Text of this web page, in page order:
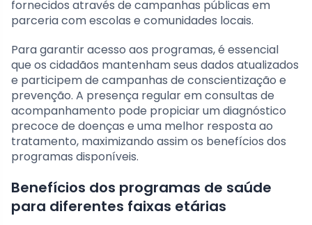
fornecidos através de campanhas públicas em
parceria com escolas e comunidades locais.
Para garantir acesso aos programas, é essencial
que os cidadãos mantenham seus dados atualizados
e participem de campanhas de conscientização e
prevenção. A presença regular em consultas de
acompanhamento pode propiciar um diagnóstico
precoce de doenças e uma melhor resposta ao
tratamento, maximizando assim os benefícios dos
programas disponíveis.
Benefícios dos programas de saúde
para diferentes faixas etárias